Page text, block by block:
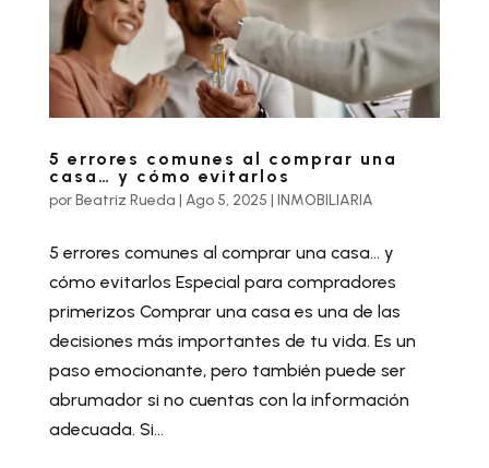
5 errores comunes al comprar una
casa… y cómo evitarlos
porBeatriz Rueda | Ago 5, 2025 | INMOBILIARIA
5 errores comunes al comprar una casa… y
cómo evitarlos Especial para compradores
primerizos Comprar una casa es una de las
decisiones más importantes de tu vida. Es un
paso emocionante, pero también puede ser
abrumador si no cuentas con la información
adecuada. Si...